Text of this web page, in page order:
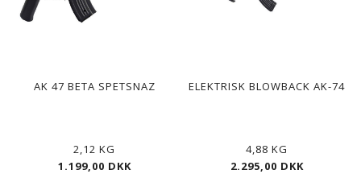
AK 47 BETA SPETSNAZ
2,12 KG
1.199,00 DKK
ELEKTRISK BLOWBACK AK-74
4,88 KG
2.295,00 DKK